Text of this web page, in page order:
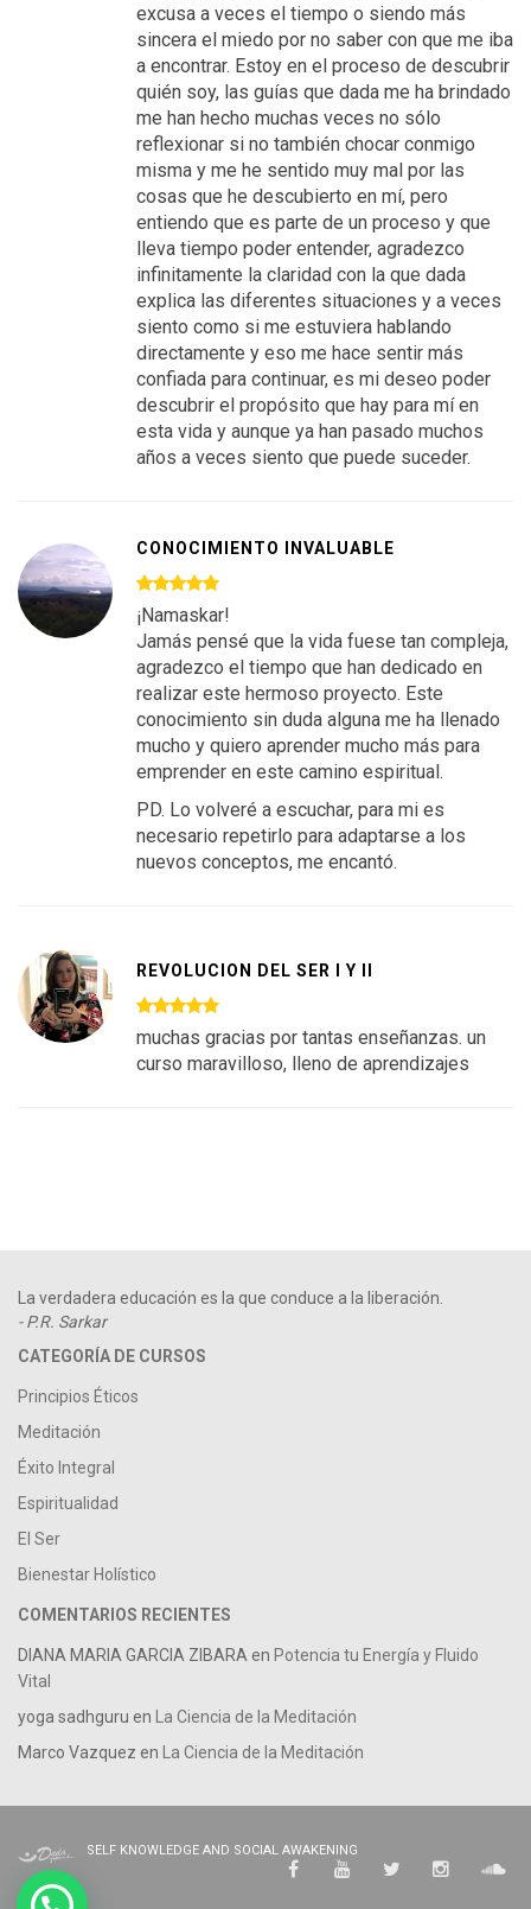
excusa a veces el tiempo o siendo más
sincera el miedo por no saber con que me iba
a encontrar. Estoy en el proceso de descubrir
quién soy, las guías que dada me ha brindado
me han hecho muchas veces no sólo
reflexionar si no también chocar conmigo
misma y me he sentido muy mal por las
cosas que he descubierto en mí, pero
entiendo que es parte de un proceso y que
lleva tiempo poder entender, agradezco
infinitamente la claridad con la que dada
explica las diferentes situaciones y a veces
siento como si me estuviera hablando
directamente y eso me hace sentir más
confiada para continuar, es mi deseo poder
descubrir el propósito que hay para mí en
esta vida y aunque ya han pasado muchos
años a veces siento que puede suceder.
CONOCIMIENTO INVALUABLE
¡Namaskar!
Jamás pensé que la vida fuese tan compleja,
agradezco el tiempo que han dedicado en
realizar este hermoso proyecto. Este
conocimiento sin duda alguna me ha llenado
mucho y quiero aprender mucho más para
emprender en este camino espiritual.
PD. Lo volveré a escuchar, para mi es
necesario repetirlo para adaptarse a los
nuevos conceptos, me encantó.
REVOLUCION DEL SER I Y II
muchas gracias por tantas enseñanzas. un
curso maravilloso, lleno de aprendizajes
La verdadera educación es la que conduce a la liberación.
- P.R. Sarkar
CATEGORÍA DE CURSOS
Principios Éticos
Meditación
Éxito Integral
Espiritualidad
El Ser
Bienestar Holístico
COMENTARIOS RECIENTES
DIANA MARIA GARCIA ZIBARA en Potencia tu Energía y Fluido
Vital
yoga sadhguru en
La Ciencia de la Meditación
Marco Vazquez en La Ciencia de la Meditación
SELF KNOWLEDGE AND SOCIAL AWAKENING